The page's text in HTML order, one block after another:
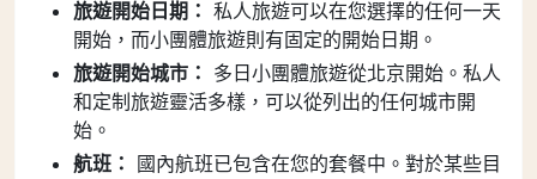
旅遊開始日期： 私人旅遊可以在您選擇的任何一天
開始，而小團體旅遊則有固定的開始日期。
旅遊開始城市： 多日小團體旅遊從北京開始。私人
和定制旅遊靈活多樣，可以從列出的任何城市開
始。
航班：
國內航班已包含在您的套餐中。對於某些目